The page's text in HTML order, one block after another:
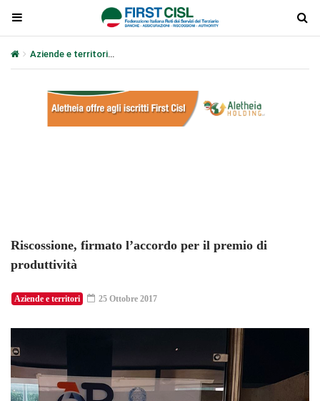
Aziende e territori
Riscossione, firmato l’accordo per il premio di
produttività
Aziende e territori 25 Ottobre 2017